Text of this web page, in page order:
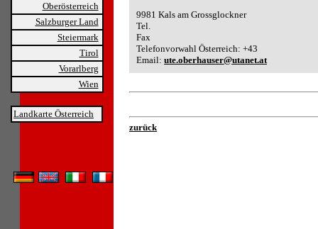
Oberösterreich
Salzburger Land
Steiermark
Tirol
Vorarlberg
Wien
Landkarte Österreich
9981 Kals am Grossglockner
Tel.
Fax
Telefonvorwahl Österreich: +43
Email: ute.oberhauser@utanet.at
zurück